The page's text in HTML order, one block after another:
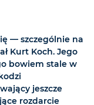
— szczególnie na
Kurt Koch. Jego
bowiem stale w
jeszcze
rozdarcie